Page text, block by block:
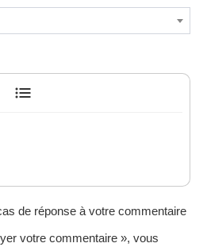
de réponse à votre commentaire
votre commentaire », vous